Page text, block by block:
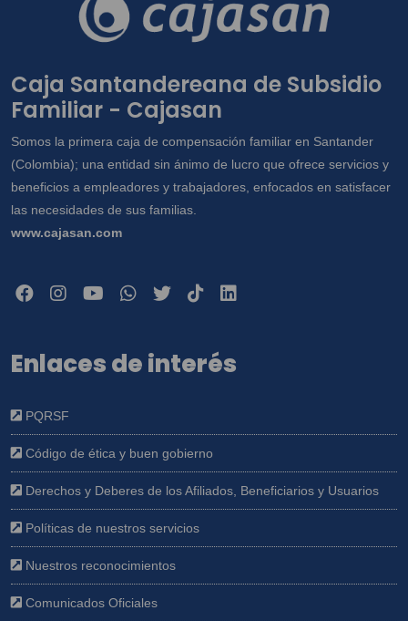
Caja Santandereana de Subsidio
Familiar - Cajasan
Somos la primera caja de compensación familiar en Santander
(Colombia); una entidad sin ánimo de lucro que ofrece servicios y
beneficios a empleadores y trabajadores, enfocados en satisfacer
las necesidades de sus familias.
www.cajasan.com
Enlaces de interés
PQRSF
Código de ética y buen gobierno
Derechos y Deberes de los Afiliados, Beneficiarios y Usuarios
Políticas de nuestros servicios
Nuestros reconocimientos
Comunicados Oficiales